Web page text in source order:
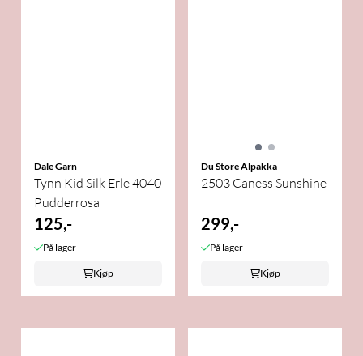
Dale Garn
Tynn Kid Silk Erle 4040
Pudderrosa
125,-
På lager
Kjøp
Du Store Alpakka
2503 Caness Sunshine
299,-
På lager
Kjøp